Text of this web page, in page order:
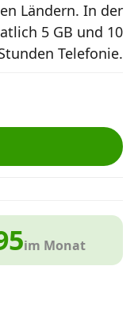
Ländern. In der
5 GB und 10
Telefonie.
im Monat